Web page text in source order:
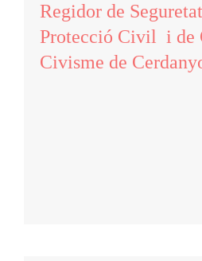
Regidor de
Protecció Civil i de
Civisme de